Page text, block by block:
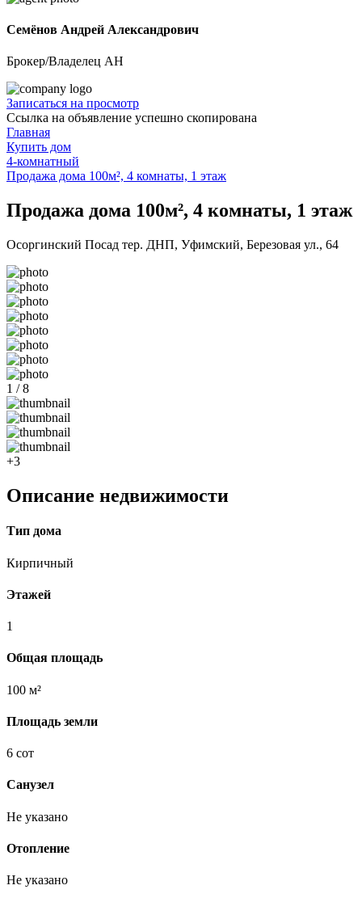
Семёнов Андрей Александрович
Брокер/Владелец АН
Записаться на просмотр
Ссылка на объявление успешно скопирована
Главная
Купить дом
4-комнатный
Продажа дома 100м², 4 комнаты, 1 этаж
Продажа дома 100м², 4 комнаты, 1 этаж
Осоргинский Посад тер. ДНП, Уфимский, Березовая ул., 64
1 / 8
+3
Описание недвижимости
Тип дома
Кирпичный
Этажей
1
Общая площадь
100 м²
Площадь земли
6 сот
Санузел
Не указано
Отопление
Не указано